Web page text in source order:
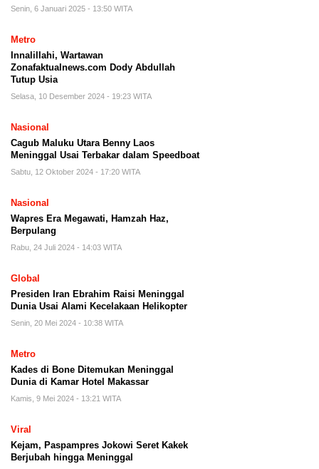
Senin, 6 Januari 2025 - 13:50 WITA
Metro
Innalillahi, Wartawan
Zonafaktualnews.com Dody Abdullah
Tutup Usia
Selasa, 10 Desember 2024 - 19:23 WITA
Nasional
Cagub Maluku Utara Benny Laos
Meninggal Usai Terbakar dalam Speedboat
Sabtu, 12 Oktober 2024 - 17:20 WITA
Nasional
Wapres Era Megawati, Hamzah Haz,
Berpulang
Rabu, 24 Juli 2024 - 14:03 WITA
Global
Presiden Iran Ebrahim Raisi Meninggal
Dunia Usai Alami Kecelakaan Helikopter
Senin, 20 Mei 2024 - 10:38 WITA
Metro
Kades di Bone Ditemukan Meninggal
Dunia di Kamar Hotel Makassar
Kamis, 9 Mei 2024 - 13:21 WITA
Viral
Kejam, Paspampres Jokowi Seret Kakek
Berjubah hingga Meninggal